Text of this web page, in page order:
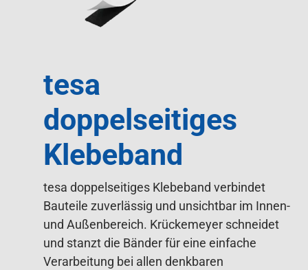
tesa
doppelseitiges
Klebeband
tesa doppelseitiges Klebeband verbindet
Bauteile zuverlässig und unsichtbar im Innen-
und Außenbereich. Krückemeyer schneidet
und stanzt die Bänder für eine einfache
Verarbeitung bei allen denkbaren